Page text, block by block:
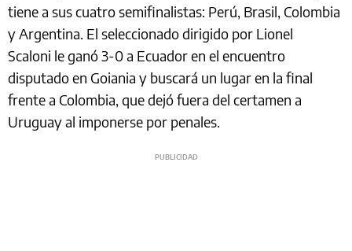
tiene a sus cuatro semifinalistas: Perú, Brasil, Colombia
y Argentina. El seleccionado dirigido por Lionel
Scaloni le ganó 3-0 a Ecuador en el encuentro
disputado en Goiania y buscará un lugar en la final
frente a Colombia, que dejó fuera del certamen a
Uruguay al imponerse por penales.